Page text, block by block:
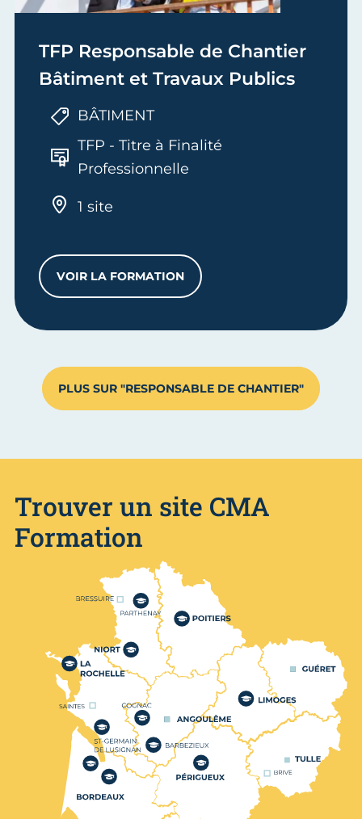
TFP Responsable de Chantier
Bâtiment et Travaux Publics
BÂTIMENT
TFP - Titre à Finalité
Professionnelle
1 site
VOIR LA FORMATIONTFP RESPONSABLE DE CHANTIER
PLUS SUR "RESPONSABLE DE CHANTIER"
Trouver un site CMA
Formation
Nos centres de formation